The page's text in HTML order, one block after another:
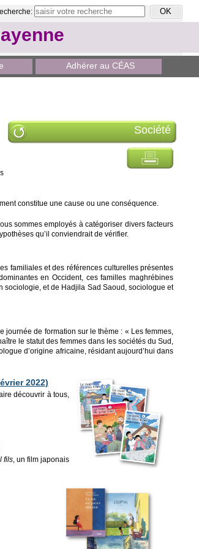
Adhérer au CÉAS
Société
constitue une cause ou une conséquence.
sommes employés à catégoriser divers facteurs
qu’il conviendrait de vérifier.
familiales et des références culturelles présentes
en Occident, ces familles maghrébines
sociologie, et de Hadjila Sad Saoud, sociologue et
de formation sur le thème : « Les femmes,
le statut des femmes dans les sociétés du Sud,
d’origine africaine, résidant aujourd’hui dans
2022)
découvrir à tous,
fils, un film japonais